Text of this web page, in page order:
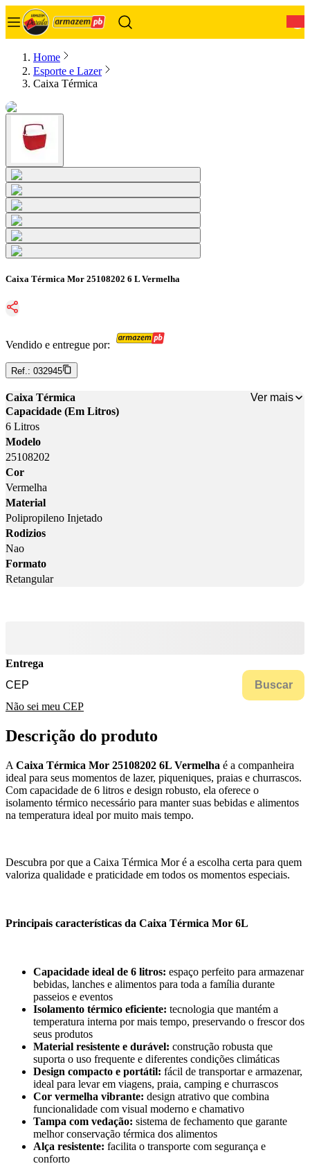
Home
Esporte e Lazer
Caixa Térmica
Caixa Térmica Mor 25108202 6 L Vermelha
Vendido e entregue por:
Ref.: 032945
Caixa Térmica
Ver mais
Capacidade (Em Litros)
6 Litros
Modelo
25108202
Cor
Vermelha
Material
Polipropileno Injetado
Rodizios
Nao
Formato
Retangular
Entrega
Buscar
Não sei meu CEP
Descrição do produto
A Caixa Térmica Mor 25108202 6L Vermelha é a companheira
ideal para seus momentos de lazer, piqueniques, praias e churrascos.
Com capacidade de 6 litros e design robusto, ela oferece o
isolamento térmico necessário para manter suas bebidas e alimentos
na temperatura ideal por muito mais tempo.
Descubra por que a Caixa Térmica Mor é a escolha certa para quem
valoriza qualidade e praticidade em todos os momentos especiais.
Principais características da Caixa Térmica Mor 6L
Capacidade ideal de 6 litros: espaço perfeito para armazenar
bebidas, lanches e alimentos para toda a família durante
passeios e eventos
Isolamento térmico eficiente: tecnologia que mantém a
temperatura interna por mais tempo, preservando o frescor dos
seus produtos
Material resistente e durável: construção robusta que
suporta o uso frequente e diferentes condições climáticas
Design compacto e portátil: fácil de transportar e armazenar,
ideal para levar em viagens, praia, camping e churrascos
Cor vermelha vibrante: design atrativo que combina
funcionalidade com visual moderno e chamativo
Tampa com vedação: sistema de fechamento que garante
melhor conservação térmica dos alimentos
Alça resistente: facilita o transporte com segurança e
conforto